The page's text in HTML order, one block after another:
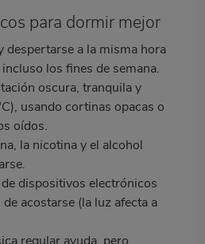
para dormir mejor
despertarse a la misma hora
los fines de semana.
oscura, tranquila y
usando cortinas opacas o
oídos.
la nicotina y el alcohol
dispositivos electrónicos
acostarse (la luz afecta a